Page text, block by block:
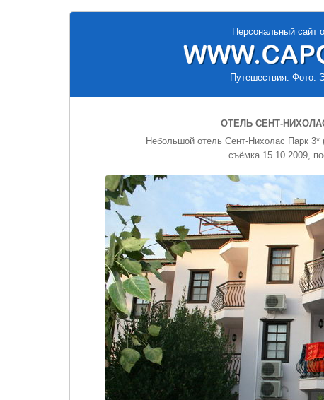
Персональный сайт
Путешествия. Фото.
ОТЕЛЬ СЕНТ-
Небольшой отель Сент-Нихолас Парк
съёмка 15.10.2009,